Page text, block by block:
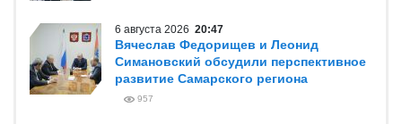
6 августа 2026 20:47
Вячеслав Федорищев и Леонид
Симановский обсудили перспективное
развитие Самарского региона
957